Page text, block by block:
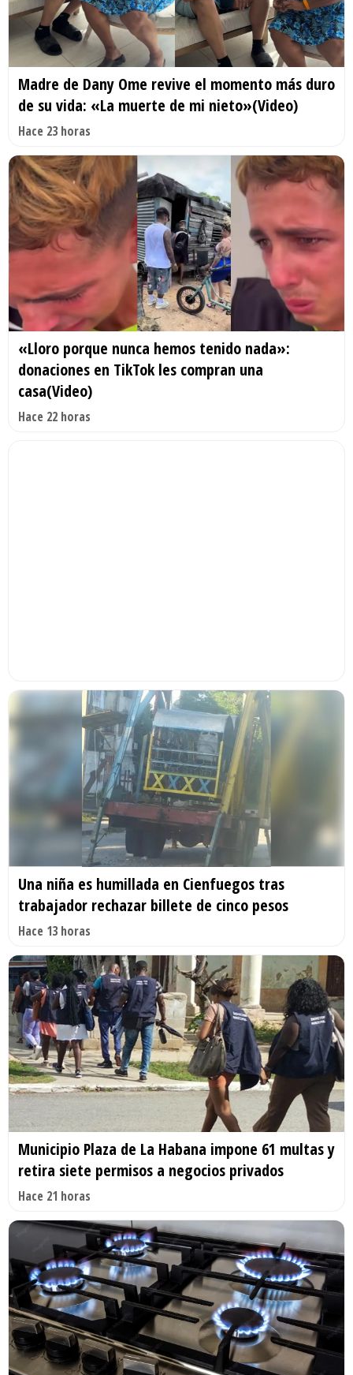
Madre de Dany Ome revive el momento más duro
de su vida: «La muerte de mi nieto»(Video)
Hace 23 horas
«Lloro porque nunca hemos tenido nada»:
donaciones en TikTok les compran una
casa(Video)
Hace 22 horas
Una niña es humillada en Cienfuegos tras
trabajador rechazar billete de cinco pesos
Hace 13 horas
Municipio Plaza de La Habana impone 61 multas y
retira siete permisos a negocios privados
Hace 21 horas